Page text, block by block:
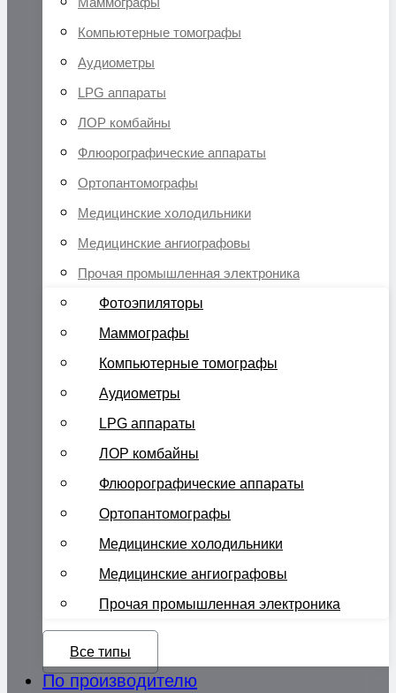
Компьютерные томографы
Аудиометры
LPG аппараты
ЛОР комбайны
Флюорографические аппараты
Ортопантомографы
Медицинские холодильники
Медицинские ангиографовы
Прочая промышленная электроника
Фотоэпиляторы
Маммографы
Компьютерные томографы
Аудиометры
LPG аппараты
ЛОР комбайны
Флюорографические аппараты
Ортопантомографы
Медицинские холодильники
Медицинские ангиографовы
Прочая промышленная электроника
Все типы
По производителю